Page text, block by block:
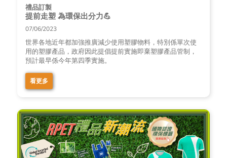
禮品訂製
提前走塑 為環保️出分力💪
07/06/2023
世界各地近年都加強推廣減少使用塑膠物料，特別係單次使
用的塑膠產品，政府因此提倡提前實施即棄塑膠產品管制，
預計最早係今年第四季實施。
看更多